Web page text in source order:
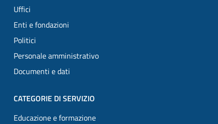
Uffici
Enti e fondazioni
Politici
Personale amministrativo
Documenti e dati
CATEGORIE DI SERVIZIO
Educazione e formazione